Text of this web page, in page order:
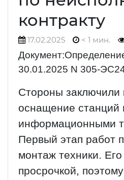
контракту
17.02.2025 < 1 мин.
30.01.2025 N 305-
Стороны заключили
оснащение станций
информационными
Первый этап работ
монтаж техники.
просрочкой,